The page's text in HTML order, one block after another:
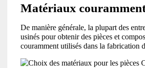
Matériaux
De manière générale, la plupart des
usinés pour obtenir des pièces et
couramment utilisés dans la fabrication